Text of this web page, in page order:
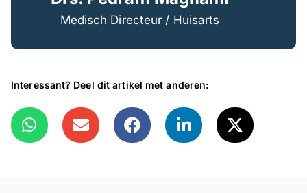
Medisch Directeur / Huisarts
Interessant? Deel dit artikel met anderen: